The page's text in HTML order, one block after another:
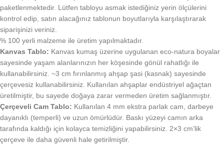
paketlenmektedir. Lütfen tabloyu asmak istediğiniz yerin ölçülerini
kontrol edip, satın alacağınız tablonun boyutlarıyla karşılaştırarak
siparişinizi veriniz.
% 100 yerli malzeme ile üretim yapılmaktadır.
Kanvas Tablo: Kanvas kumaş üzerine uygulanan eco-natura boyalar
sayesinde yaşam alanlarınızın her köşesinde gönül rahatlığı ile
kullanabilirsiniz. ~3 cm fırınlanmış ahşap şasi (kasnak) sayesinde
çerçevesiz kullanabilirsiniz. Kullanılan ahşaplar endüstriyel ağaçtan
üretilmiştir, bu sayede doğaya zarar vermeden üretim sağlanmıştır.
Çerçeveli Cam Tablo: Kullanılan 4 mm ekstra parlak cam, darbeye
dayanıklı (temperli) ve uzun ömürlüdür. Baskı yüzeyi camın arka
tarafında kaldığı için kolayca temizliğini yapabilirsiniz. 2×3 cm’lik
çerçeve ile daha güvenli hale getirilmiştir.